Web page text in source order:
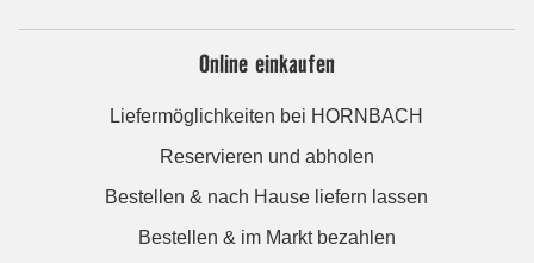
Online einkaufen
Liefermöglichkeiten bei HORNBACH
Reservieren und abholen
Bestellen & nach Hause liefern lassen
Bestellen & im Markt bezahlen